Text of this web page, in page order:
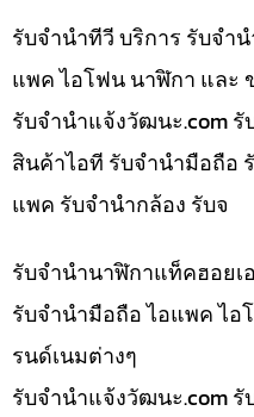
รับจำนำทีวี บริการ รับจำ
แพค ไอโฟน นาฬิกา และ
รับจํานําแจ้งวัฒนะ.com
สินค้าไอที รับจำนำมือถือ
แพค รับจำนำกล้อง รับจ
รับจำนำนาฬิกาแท็คฮอยเ
รับจำนำมือถือ ไอแพค ไ
รนด์เนมต่างๆ
รับจํานําแจ้งวัฒนะ.com